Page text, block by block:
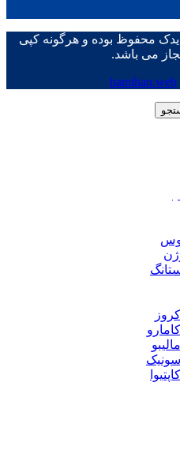
محفوظ بوده و هرگونه کپی
می باشد.
hamihan.web